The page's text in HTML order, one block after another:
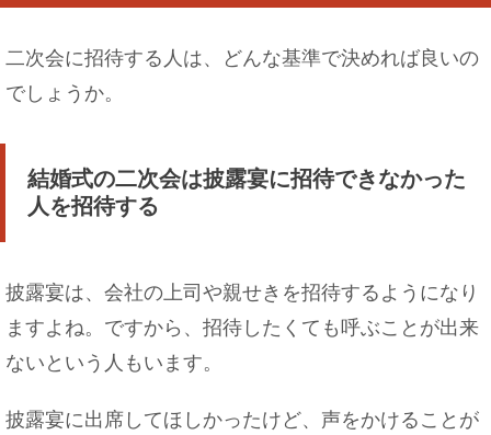
二次会に招待する人は、どんな基準で決めれば良いの
でしょうか。
結婚式の二次会は披露宴に招待できなかった
人を招待する
披露宴は、会社の上司や親せきを招待するようになり
ますよね。ですから、招待したくても呼ぶことが出来
ないという人もいます。
披露宴に出席してほしかったけど、声をかけることが